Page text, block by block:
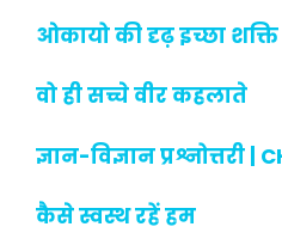
ओकायो की दृढ़ इच्छा
वो ही सच्चे वीर कहलाते
ज्ञान-विज्ञान प्रश्नोत्तरी |
कैसे स्वस्थ रहें हम